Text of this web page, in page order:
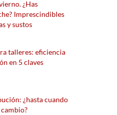
¿Has
Imprescindibles
y sustos
talleres: eficiencia
en 5 claves
¿hasta cuando